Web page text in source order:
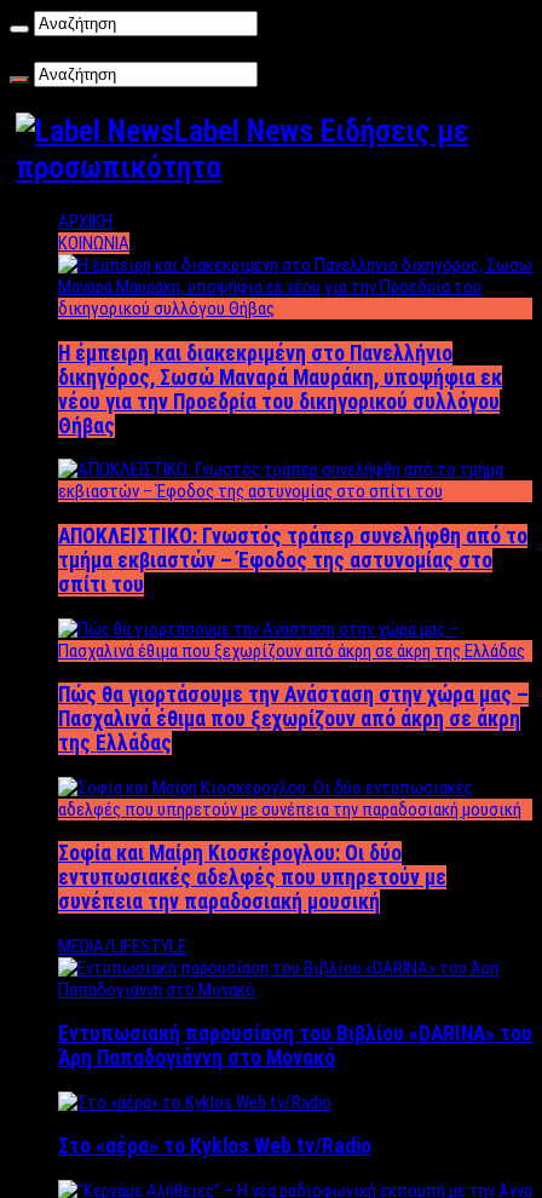
Label News Ειδήσεις με
προσωπικότητα
ΑΡΧΙΚΗ
ΚΟΙΝΩΝΙΑ
Η έμπειρη και διακεκριμένη στο Πανελλήνιο
δικηγόρος, Σωσώ Μαναρά Μαυράκη, υποψήφια εκ
νέου για την Προεδρία του δικηγορικού συλλόγου
Θήβας
ΑΠΟΚΛΕΙΣΤΙΚΟ: Γνωστός τράπερ συνελήφθη από το
τμήμα εκβιαστών – Έφοδος της αστυνομίας στο
σπίτι του
Πώς θα γιορτάσουμε την Ανάσταση στην χώρα μας –
Πασχαλινά έθιμα που ξεχωρίζουν από άκρη σε άκρη
της Ελλάδας
Σοφία και Μαίρη Κιοσκέρογλου: Οι δύο
εντυπωσιακές αδελφές που υπηρετούν με
συνέπεια την παραδοσιακή μουσική
MEDIA/LIFESTYLE
Εντυπωσιακή παρουσίαση του Βιβλίου «DARINA» του
Άρη Παπαδογιάννη στο Μονακό
Στο «αέρα» το Kyklos Web tv/Radio